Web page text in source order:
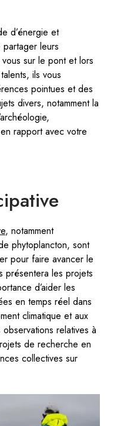
d’énergie et
partager leurs
sur le pont et lors
ils vous
pointues et des
divers, notamment la
rapport avec votre
, notamment
phytoplancton, sont
pour faire avancer le
présentera les projets
d’aider les
en temps réel dans
climatique et aux
relatives à
de recherche en
collectives sur